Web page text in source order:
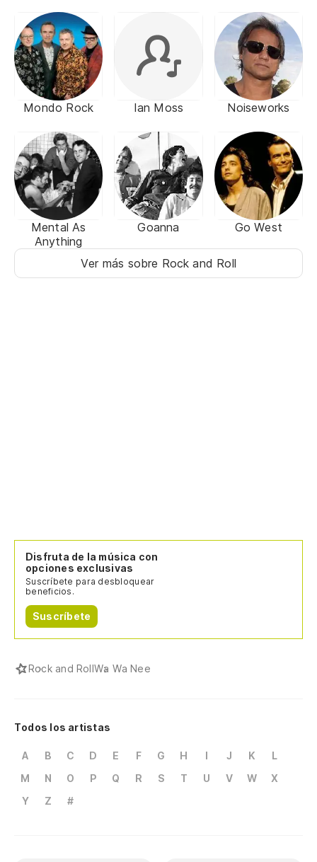
Mondo Rock Ian Moss Noiseworks
Mental As
Anything
Goanna Go West
Ver más sobre Rock and Roll
Disfruta de la música con
opciones exclusivas
Suscríbete para desbloquear
beneficios.
Suscríbete
Rock and RollWa Wa Nee
Todos los artistas
A B C D E F G H I J K
L
M
N O P Q R S T U V W
X
Y
Z #